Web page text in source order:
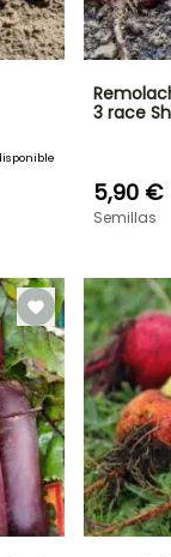
3 race
5,90 €
Semillas